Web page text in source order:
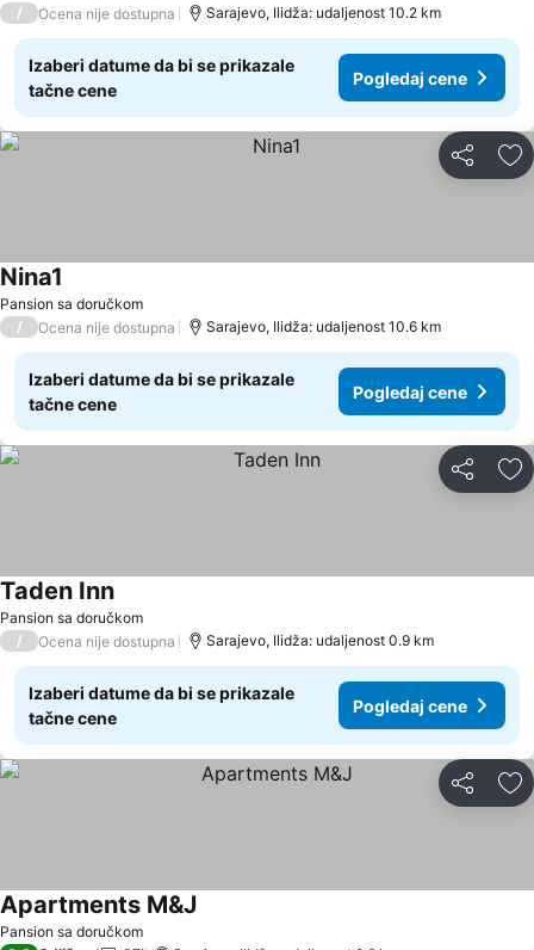
/ Ocena nije dostupna Sarajevo, Ilidža: udaljenost 10.2 km
Izaberi datume da bi se prikazale
tačne cene
Pogledaj cene
Deli
Pansion sa doručkom
Nina1
/ Ocena nije dostupna Sarajevo, Ilidža: udaljenost 10.6 km
Izaberi datume da bi se prikazale
tačne cene
Pogledaj cene
Deli
Pansion sa doručkom
Taden InnPogledaj cene
/ Ocena nije dostupna Sarajevo, Ilidža: udaljenost 0.9 km
Izaberi datume da bi se prikazale
tačne cene
Pogledaj cene
Deli
Pansion sa doručkom
Apartments M&J